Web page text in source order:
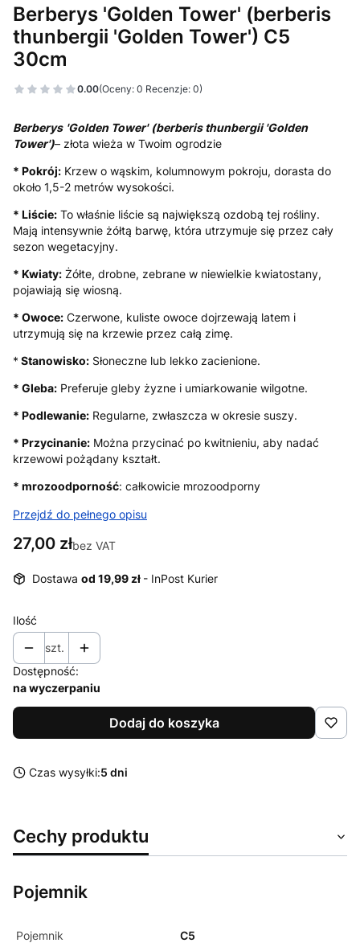
Berberys 'Golden Tower' (berberis
thunbergii 'Golden Tower') C5
30cm
0.00(Oceny: 0 Recenzje: 0)
Berberys 'Golden Tower' (berberis thunbergii 'Golden
Tower')– złota wieża w Twoim ogrodzie
* Pokrój: Krzew o wąskim, kolumnowym pokroju, dorasta do
około 1,5-2 metrów wysokości.
* Liście: To właśnie liście są największą ozdobą tej rośliny.
Mają intensywnie żółtą barwę, która utrzymuje się przez cały
sezon wegetacyjny.
* Kwiaty: Żółte, drobne, zebrane w niewielkie kwiatostany,
pojawiają się wiosną.
* Owoce: Czerwone, kuliste owoce dojrzewają latem i
utrzymują się na krzewie przez całą zimę.
* Stanowisko: Słoneczne lub lekko zacienione.
* Gleba: Preferuje gleby żyzne i umiarkowanie wilgotne.
* Podlewanie: Regularne, zwłaszcza w okresie suszy.
* Przycinanie: Można przycinać po kwitnieniu, aby nadać
krzewowi pożądany kształt.
* mrozoodporność: całkowicie mrozoodporny
Przejdź do pełnego opisu
Cena
27,00 złbez VAT
Dostawa od 19,99 zł - InPost Kurier
Ilość
szt.
Dostępność:
na wyczerpaniu
Dodaj do koszyka
Czas wysyłki:5 dni
Cechy produktu
Pojemnik
Pojemnik C5